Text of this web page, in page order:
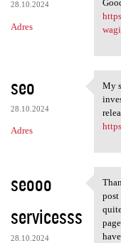
28.10.2024
Adres
seo
28.10.2024
Adres
My
My
seooo
servicesss
28.10.2024
post